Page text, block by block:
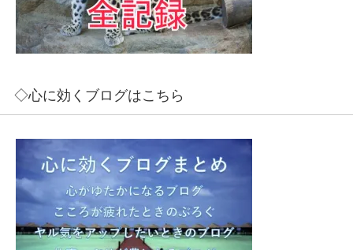
◇心に効くブログはこちら